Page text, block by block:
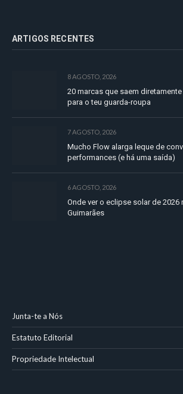
ARTIGOS RECENTES
8 AGOSTO, 2026
20 marcas que saem
para o teu guarda-roupa
7 AGOSTO, 2026
Mucho Flow alarga leque de
performances (e há uma saída)
6 AGOSTO, 2026
Onde ver o eclipse solar de
Guimarães
Junta-te a Nós
Estatuto Editorial
Propriedade Intelectual